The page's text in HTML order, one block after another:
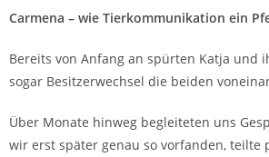
Carmena – wie Tierkommunikation ein
Bereits von Anfang an spürten Katja und
sogar Besitzerwechsel die beiden
Über Monate hinweg begleiteten uns
wir erst später genau so vorfanden, teilte